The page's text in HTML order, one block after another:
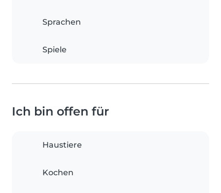
Sprachen
Spiele
Ich bin offen für
Haustiere
Kochen